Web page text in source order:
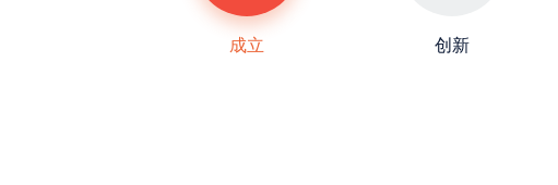
成立 创新